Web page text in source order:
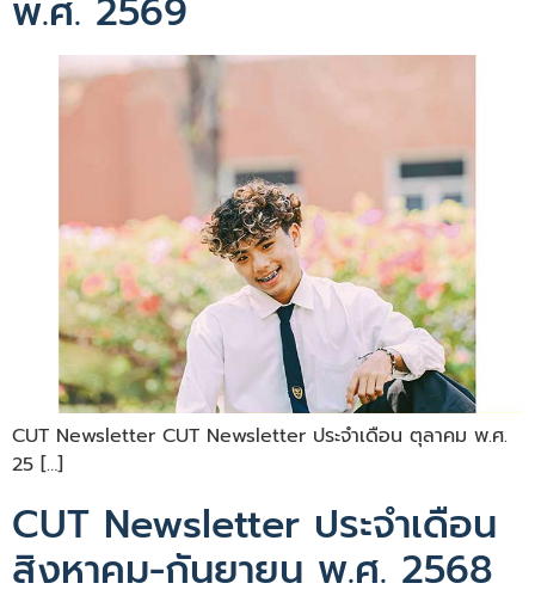
พ.ศ. 2569
CUT Newsletter CUT Newsletter ประจำเดือน ตุลาคม พ.ศ.
25 […]
CUT Newsletter ประจำเดือน
สิงหาคม-กันยายน พ.ศ. 2568